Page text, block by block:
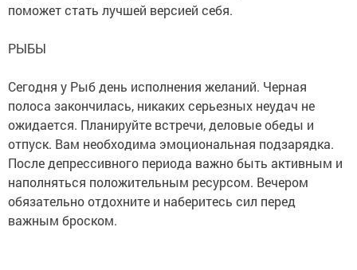
поможет стать лучшей версией себя.
РЫБЫ
Сегодня у Рыб день исполнения желаний. Черная
полоса закончилась, никаких серьезных неудач не
ожидается. Планируйте встречи, деловые обеды и
отпуск. Вам необходима эмоциональная подзарядка.
После депрессивного периода важно быть активным и
наполняться положительным ресурсом. Вечером
обязательно отдохните и наберитесь сил перед
важным броском.